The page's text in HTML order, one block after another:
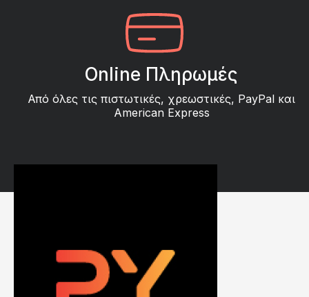
Online Πληρωμές
Από όλες τις πιστωτικές, χρεωστικές, PayPal και
American Express